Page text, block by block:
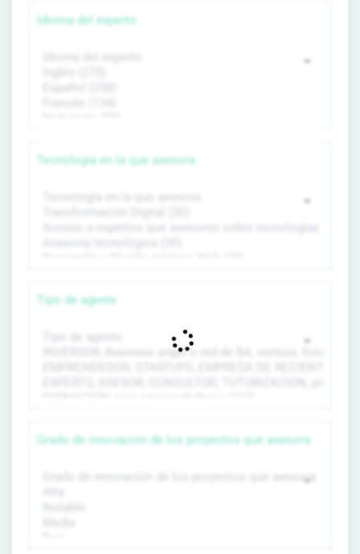
Idioma del experto
Tecnología en la que asesora
Tipo de agente
Grado de innovación de los proyectos que asesora